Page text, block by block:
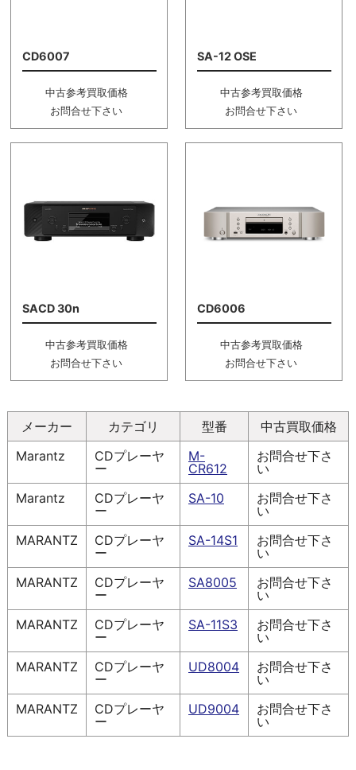
CD6007
中古参考買取価格
お問合せ下さい
SA-12 OSE
中古参考買取価格
お問合せ下さい
SACD 30n
中古参考買取価格
お問合せ下さい
CD6006
中古参考買取価格
お問合せ下さい
メーカー カテゴリ 型番
中古買取価格
Marantz
CDプレーヤ
ー
M-
CR612
お問合せ下さ
い
Marantz
CDプレーヤ
ー
SA-10
お問合せ下さ
い
MARANTZ
CDプレーヤ
ー
SA-14S1
お問合せ下さ
い
MARANTZ
CDプレーヤ
ー
SA8005
お問合せ下さ
い
MARANTZ
CDプレーヤ
ー
SA-11S3
お問合せ下さ
い
MARANTZ
CDプレーヤ
ー
UD8004
お問合せ下さ
い
MARANTZ
CDプレーヤ
ー
UD9004
お問合せ下さ
い